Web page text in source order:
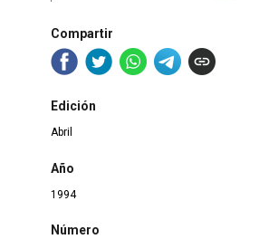
Compartir
Edición
Abril
Año
1994
Número